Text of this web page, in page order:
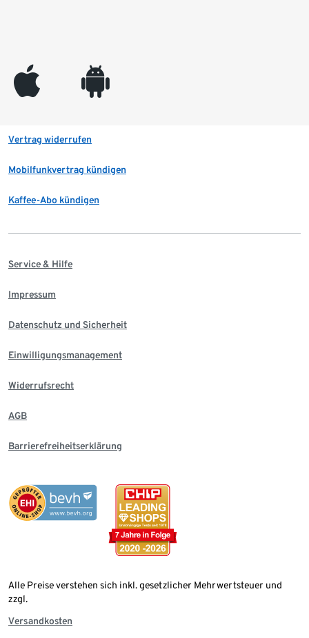
appleinc android
Vertrag widerrufen
Mobilfunkvertrag kündigen
Kaffee-Abo kündigen
Service & Hilfe
Impressum
Datenschutz und Sicherheit
Einwilligungsmanagement
Widerrufsrecht
AGB
Barrierefreiheitserklärung
Alle Preise verstehen sich inkl. gesetzlicher Mehrwertsteuer und
zzgl.
Versandkosten